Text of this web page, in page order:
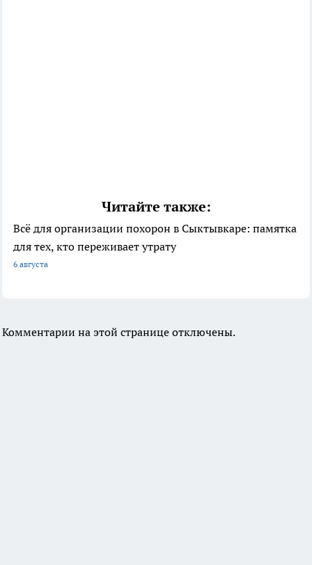
Читайте также:
Всё для организации похорон в Сыктывкаре: памятка
для тех, кто переживает утрату
6 августа
Комментарии на этой странице отключены.